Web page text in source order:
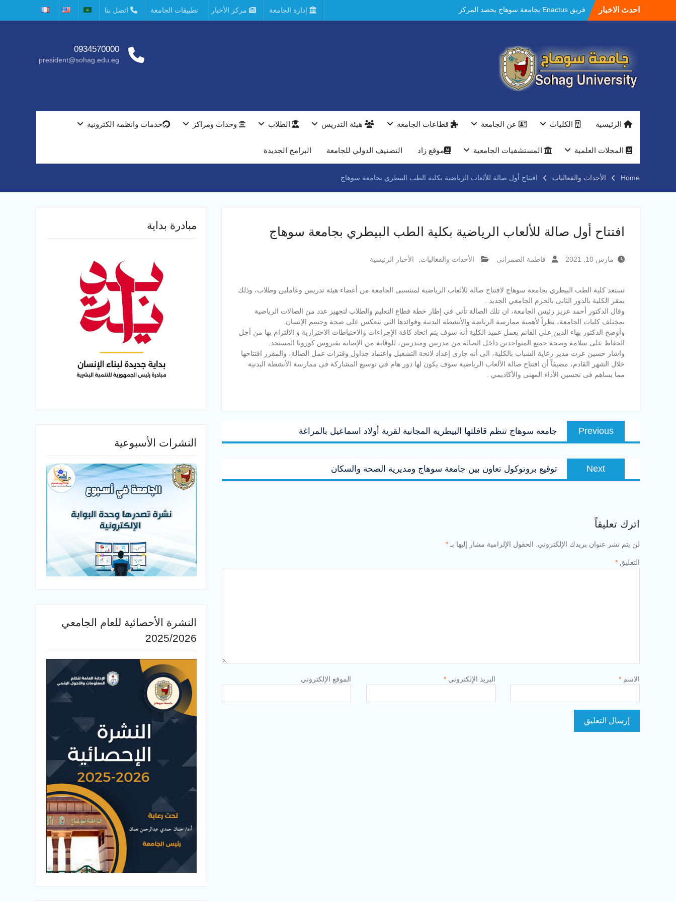
احدث الاخبار
في الاستدامة بالمسابقة القومية Enactus
Egypt 2026
جديدًا و تنجح في علاج 3 حالات أكالازيا بتقنية
POEM دون جراحة .
النعماني يلتقي بمدير امن سوهاج الجديد لتقديم
التهنئة عقب توليه مهام منصبه ويشيد بجهود
رجال الشرطه
المؤتمر العلمى الدولى السادس للاتصالات
النعماني والمدير التنفيذي لشركة وادي النيل
والخدمية بجامعة سوهاج الجديدة
الإلكتروني للقبول بالجامعات 2026
إدارة الجامعة مركز الأخبار تطبيقات الجامعة اتصل بنا
0934570000
president@sohag.edu.eg
الرئيسية الكليات عن الجامعة قطاعات الجامعة هيئة التدريس الطلاب وحدات ومراكز خدمات وانظمة الكترونية
المجلات العلمية المستشفيات الجامعية موقع زاد التصنيف الدولي للجامعة البرامج الجديدة
Home الأحداث والفعاليات افتتاح أول صالة للألعاب الرياضية بكلية الطب البيطري بجامعة سوهاج
افتتاح أول صالة للألعاب الرياضية بكلية الطب البيطري بجامعة سوهاج
مارس 10, 2021 فاطمة الضمرانى الأحداث والفعاليات الأخبار الرئيسية
تستعد كلية الطب البيطري بجامعة سوهاج لافتتاح صالة للألعاب الرياضية لمنتسبى الجامعة من أعضاء هيئة تدريس وعاملين وطلاب، وذلك
بمقر الكلية بالدور الثانى بالحرم الجامعي الجديد .
وقال الدكتور أحمد عزيز رئيس الجامعة، ان تلك الصالة تأتي في إطار خطة قطاع التعليم والطلاب لتجهيز عدد من الصالات الرياضية
بمختلف كليات الجامعة، نظراً لأهمية ممارسة الرياضة والأنشطة البدنية وفوائدها التي تنعكس على صحة وجسم الإنسان.
وأوضح الدكتور بهاء الدين علي القائم بعمل عميد الكلية أنه سوف يتم اتخاذ كافة الإجراءات والاحتياطات الاحترازية و الالتزام بها من أجل
الحفاظ على سلامة وصحة جميع المتواجدين داخل الصالة من مدربين ومتدربين، للوقاية من الإصابة بفيروس كورونا المستجد.
واشار حسين عزت مدير رعاية الشباب بالكلية، الى أنه جارى إعداد لائحة التشغيل واعتماد جداول وفترات عمل الصالة، والمقرر افتتاحها
خلال الشهر القادم، مضيفاً أن افتتاح صالة الألعاب الرياضية سوف يكون لها دور هام في توسيع المشاركة فى ممارسة الأنشطة البدنية
مما يساهم فى تحسين الأداء المهنى والأكاديمي .
تصفّح
المقالاتPrevious
Previous
post:
جامعة سوهاج تنظم قافلتها البيطرية المجانية لقرية أولاد اسماعيل بالمراغة
Next
post:
توقيع بروتوكول تعاون بين جامعة سوهاج ومديرية الصحة والسكان
اترك تعليقاً
لن يتم نشر عنوان بريدك الإلكتروني. الحقول الإلزامية مشار إليها بـ *
التعليق *
الاسم * البريد الإلكتروني * الموقع الإلكتروني
مبادرة بداية
النشرات الأسبوعية
النشرة الأحصائية للعام الجامعي
2025/2026